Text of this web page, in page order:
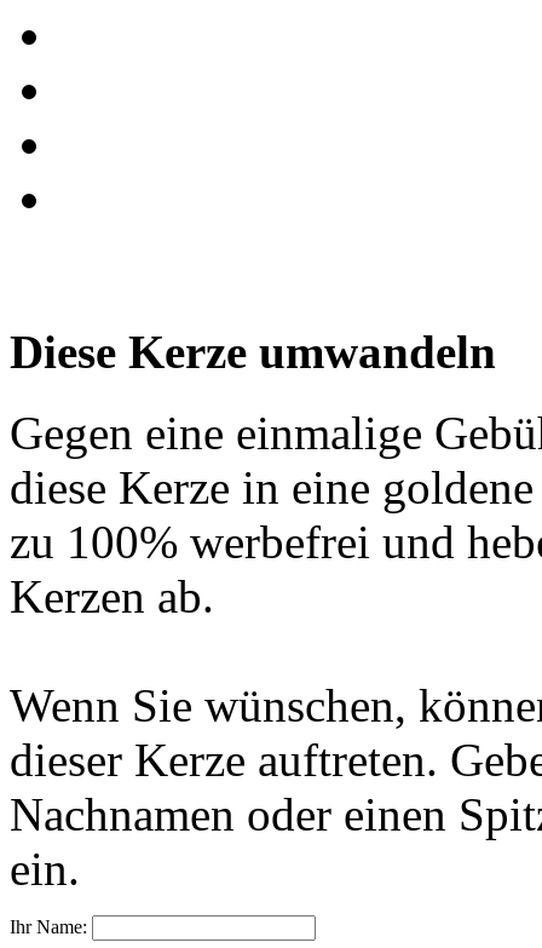
Diese Kerze umwandeln
Gegen eine einmalige
diese Kerze in eine
zu 100% werbefrei und
Kerzen ab.
Wenn Sie wünschen,
dieser Kerze auftreten.
Nachnamen oder einen
ein.
Ihr Name: